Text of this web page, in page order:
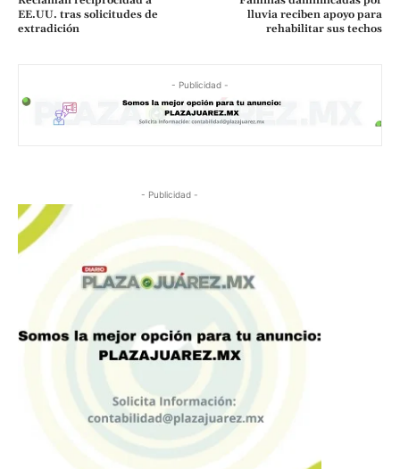
EE.UU. tras solicitudes de
extradición
lluvia reciben apoyo para
rehabilitar sus techos
- Publicidad -
- Publicidad -